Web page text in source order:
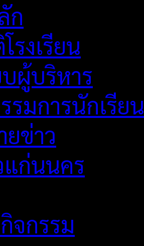
ก
รงเรียน
ผู้บริหาร
มการนักเรียน
ข่าว
แก่นนคร
จกรรม